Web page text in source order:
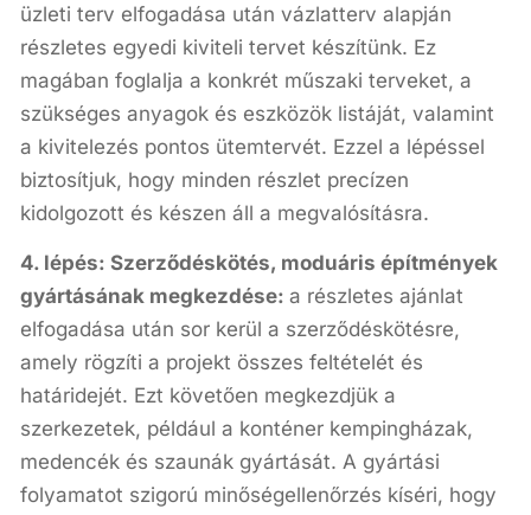
üzleti terv elfogadása után vázlatterv alapján
részletes egyedi kiviteli tervet készítünk. Ez
magában foglalja a konkrét műszaki terveket, a
szükséges anyagok és eszközök listáját, valamint
a kivitelezés pontos ütemtervét. Ezzel a lépéssel
biztosítjuk, hogy minden részlet precízen
kidolgozott és készen áll a megvalósításra.
4. lépés: Szerződéskötés, moduáris építmények
gyártásának megkezdése: a részletes ajánlat
elfogadása után sor kerül a szerződéskötésre,
amely rögzíti a projekt összes feltételét és
határidejét. Ezt követően megkezdjük a
szerkezetek, például a konténer kempingházak,
medencék és szaunák gyártását. A gyártási
folyamatot szigorú minőségellenőrzés kíséri, hogy